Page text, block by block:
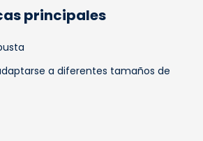
principales
a diferentes tamaños de